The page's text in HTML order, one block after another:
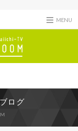
MENU
ログ